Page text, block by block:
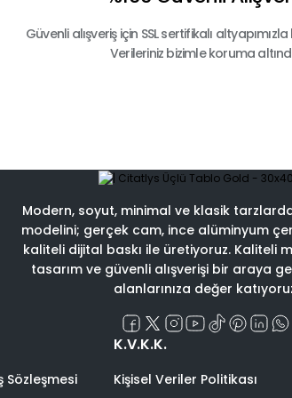
Güvenli alışveriş için SSL sertifikalı
Verileriniz bizimle koruma
Modern, soyut, minimal ve klasik
modelini; gerçek cam, ince alüminyum
kaliteli dijital baskı ile üretiyoruz. Kaliteli
tasarım ve güvenli alışverişi bir araya
alanlarınıza değer
Sözleşmesi
K.V.K.K.
Kişisel Veriler Politikası